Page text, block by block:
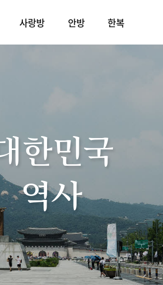
사랑방 안방 한복
한민국
역사